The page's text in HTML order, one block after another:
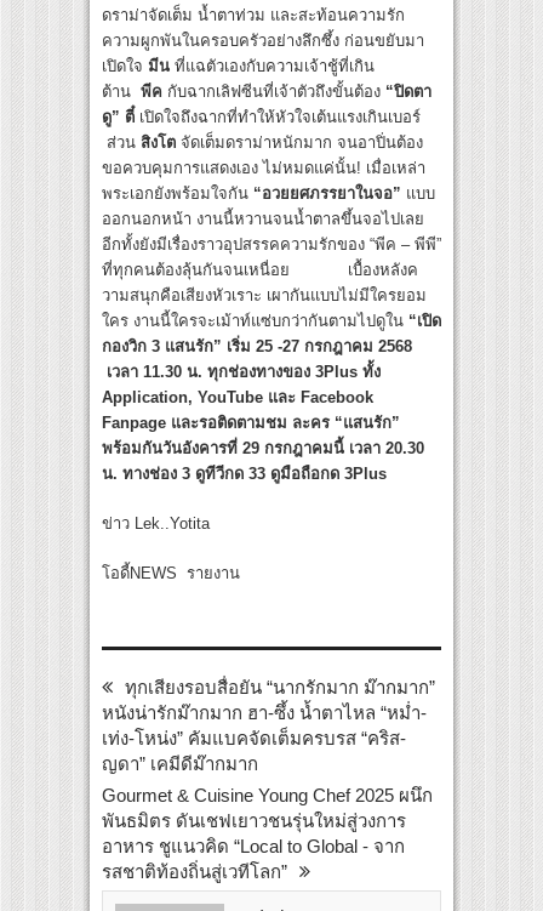
ดราม่าจัดเต็ม น้ำตาท่วม และสะท้อนความรัก
ความผูกพันในครอบครัวอย่างลึกซึ้ง ก่อนขยับมา
เปิดใจ มีน ที่แฉตัวเองกับความเจ้าชู้ที่เกิน
ต้าน พีค กับฉากเลิฟซีนที่เจ้าตัวถึงขั้นต้อง “ปิดตา
ดู” ตี๋ เปิดใจถึงฉากที่ทำให้หัวใจเต้นแรงเกินเบอร์
ส่วน สิงโต จัดเต็มดราม่าหนักมาก จนอาปิ่นต้อง
ขอควบคุมการแสดงเอง ไม่หมดแค่นั้น! เมื่อเหล่า
พระเอกยังพร้อมใจกัน “อวยยศภรรยาในจอ” แบบ
ออกนอกหน้า งานนี้หวานจนน้ำตาลขึ้นจอไปเลย
อีกทั้งยังมีเรื่องราวอุปสรรคความรักของ “พีค – พีพี”
ที่ทุกคนต้องลุ้นกันจนเหนื่อย เบื้องหลังค
วามสนุกคือเสียงหัวเราะ เผากันแบบไม่มีใครยอม
ใคร งานนี้ใครจะเม้าท์แซ่บกว่ากันตามไปดูใน “เปิด
กองวิก 3 แสนรัก” เริ่ม 25 -27 กรกฎาคม 2568
เวลา 11.30 น. ทุกช่องทางของ 3Plus ทั้ง
Application, YouTube และ Facebook
Fanpage และรอติดตามชม ละคร “แสนรัก”
พร้อมกันวันอังคารที่ 29 กรกฎาคมนี้ เวลา 20.30
น. ทางช่อง 3 ดูทีวีกด 33 ดูมือถือกด 3Plus
ข่าว Lek..Yotita
โอดี้NEWS รายงาน
ทุกเสียงรอบสื่อยัน “นากรักมาก ม๊ากมาก”
หนังน่ารักม๊ากมาก ฮา-ซึ้ง น้ำตาไหล “หม่ำ-
เท่ง-โหน่ง” คัมแบคจัดเต็มครบรส “คริส-
ญดา” เคมีดีม๊ากมาก
Gourmet & Cuisine Young Chef 2025 ผนึก
พันธมิตร ดันเชฟเยาวชนรุ่นใหม่สู่วงการ
อาหาร ชูแนวคิด “Local to Global - จาก
รสชาติท้องถิ่นสู่เวทีโลก”